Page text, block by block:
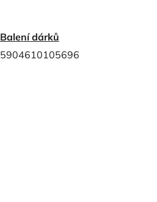
Balení dárků
5904610105696